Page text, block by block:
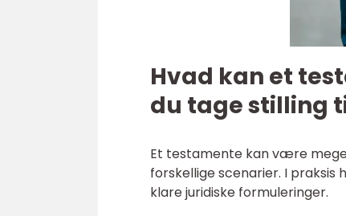
Hvad kan et
du tage stilling
Et testamente kan være
forskellige scenarier. I
klare juridiske formuleringer.